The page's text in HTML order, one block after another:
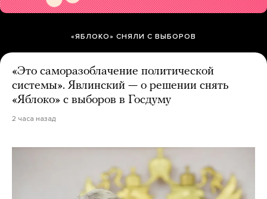
«ЯБЛОКО» СНЯЛИ С ВЫБОРОВ
«Это саморазоблачение политической
системы». Явлинский — о решении снять
«Яблоко» с выборов в Госдуму
2 часа назад